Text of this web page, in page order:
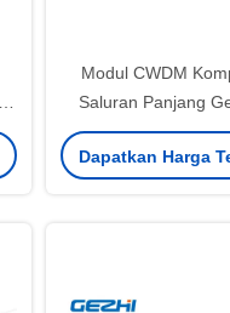
Modul CWDM
Saluran Panjang
1491nm dengan
untuk Jaringan
Dapatkan Harga